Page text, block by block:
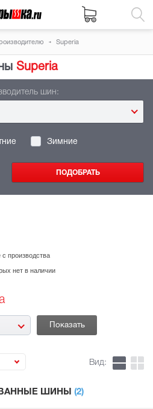
Superia
Superia
шин:
Зимние
производства
нет в наличии
Вид:
ШИНЫ (2)